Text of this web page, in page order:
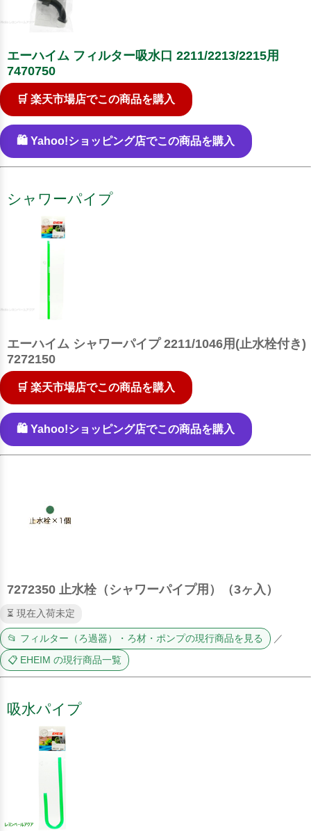
エーハイム フィルター吸水口 2211/2213/2215用
7470750
🛒 楽天市場店でこの商品を購入
🛍️ Yahoo!ショッピング店でこの商品を購入
シャワーパイプ
エーハイム シャワーパイプ 2211/1046用(止水栓付き)
7272150
🛒 楽天市場店でこの商品を購入
🛍️ Yahoo!ショッピング店でこの商品を購入
7272350 止水栓（シャワーパイプ用）（3ヶ入）
⏳ 現在入荷未定
📂 フィルター（ろ過器）・ろ材・ポンプの現行商品を見る ／
📋 EHEIM の現行商品一覧
吸水パイプ